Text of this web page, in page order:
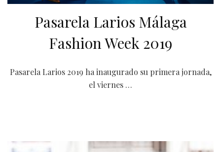
Pasarela Larios Málaga
Fashion Week 2019
Pasarela Larios 2019 ha inaugurado su primera jornada,
el viernes …